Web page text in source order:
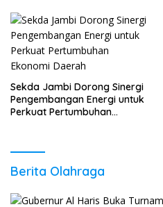
Sekda Jambi Dorong Sinergi
Pengembangan Energi untuk
Perkuat Pertumbuhan
Berita Olahraga